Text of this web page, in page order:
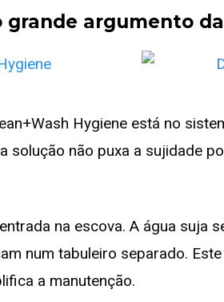
argumento
Hygiene está no
solução não puxa a sujidade
na escova. A água suja
num tabuleiro separado.
a manutenção.